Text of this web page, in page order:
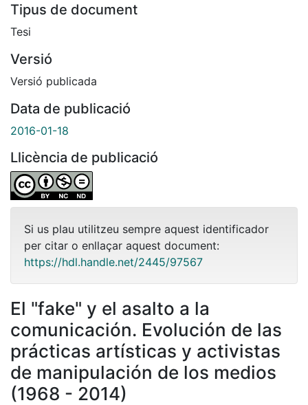
Tipus de document
Tesi
Versió
Versió publicada
Data de publicació
2016-01-18
Llicència de publicació
Si us plau utilitzeu sempre aquest identificador
per citar o enllaçar aquest document:
https://hdl.handle.net/2445/97567
El "fake" y el asalto a la
comunicación. Evolución de las
prácticas artísticas y activistas
de manipulación de los medios
(1968 - 2014)